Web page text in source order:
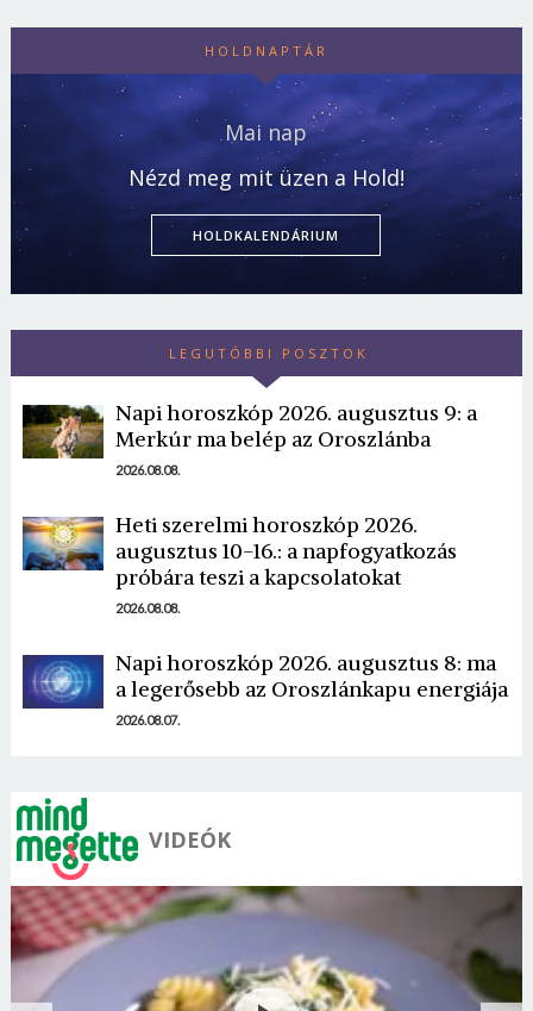
HOLDNAPTÁR
Mai nap
Nézd meg mit üzen a Hold!
HOLDKALENDÁRIUM
LEGUTÓBBI POSZTOK
Napi horoszkóp 2026. augusztus 9: a
Merkúr ma belép az Oroszlánba
2026.08.08.
Heti szerelmi horoszkóp 2026.
augusztus 10-16.: a napfogyatkozás
próbára teszi a kapcsolatokat
2026.08.08.
Napi horoszkóp 2026. augusztus 8: ma
a legerősebb az Oroszlánkapu energiája
2026.08.07.
VIDEÓK